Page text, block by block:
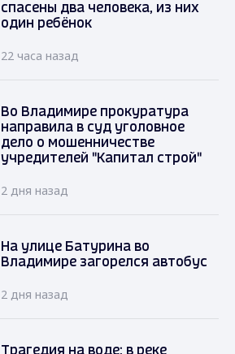
спасены два человека, из них
один ребёнок
22 часа назад
Во Владимире прокуратура
направила в суд уголовное
дело о мошенничестве
учредителей "Капитал строй"
2 дня назад
На улице Батурина во
Владимире загорелся автобус
2 дня назад
Трагедия на воде: в реке